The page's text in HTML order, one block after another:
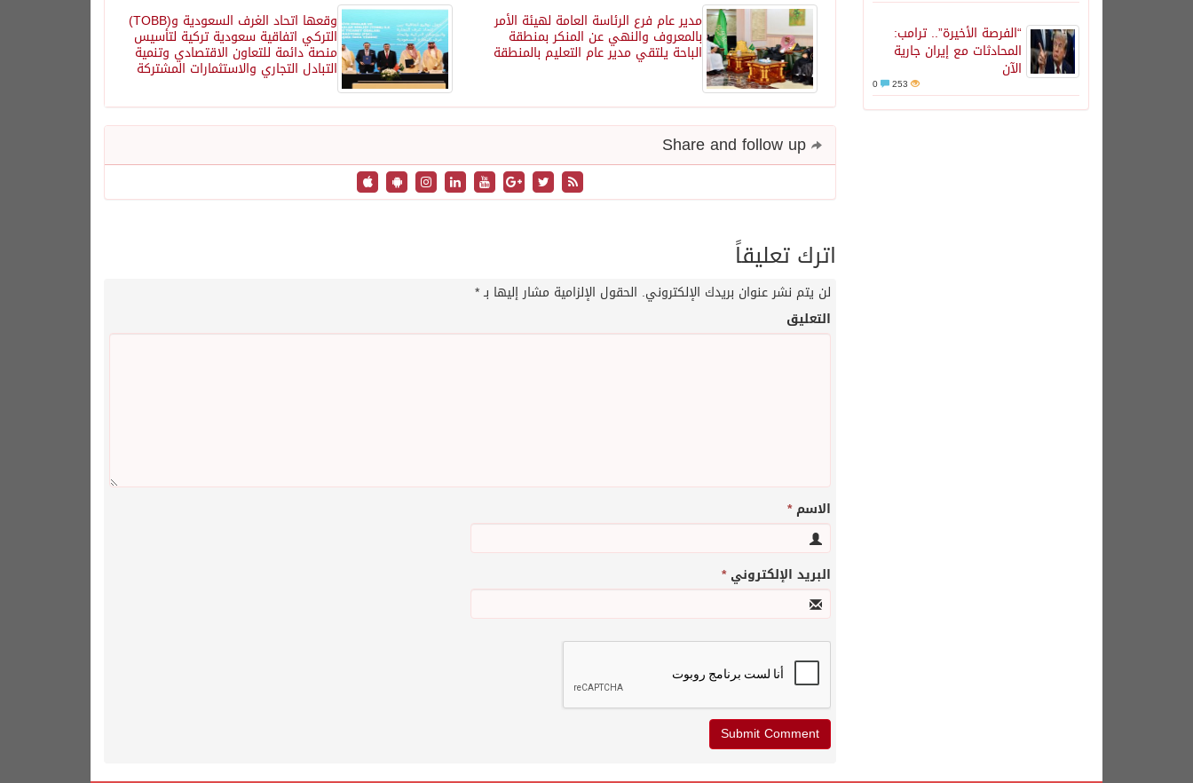
“الفرصة الأخيرة”.. ترامب:
المحادثات مع إيران جارية
الآن
253
وقعها اتحاد الغرف السعودية و(TOBB)
التركي اتفاقية سعودية تركية لتأسيس
منصة دائمة للتعاون الاقتصادي وتنمية
التبادل التجاري والاستثمارات المشتركة
مدير عام فرع الرئاسة العامة لهيئة الأمر
بالمعروف والنهي عن المنكر بمنطقة
الباحة يلتقي مدير عام التعليم بالمنطقة
اترك تعليقاً
لن يتم نشر عنوان بريدك الإلكتروني. الحقول الإلزامية مشار إليها بـ*
التعليق
الاسم*
البريد الإلكتروني*